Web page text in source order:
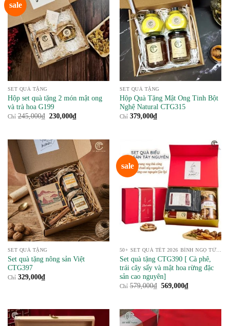
sale
SET QUÀ TẶNG
Hộp set quà tặng 2 món mật ong
và trà hoa G199
Chỉ 245,000₫ Giá
230,000₫Giá
230,000₫.
SET QUÀ TẶNG
Hộp Quà Tặng Mật Ong Tinh Bột
Nghệ Natural CTG315
Chỉ 379,000₫
SET QUÀ TẶNG
Set quà tặng nông sản Việt
CTG397
Chỉ 329,000₫
sale
Set quà tặng CTG390 [ Cà phê,
trái cây sấy và mật hoa rừng đặc
sản cao nguyên]
Chỉ 579,000₫ Giá
569,000₫Giá